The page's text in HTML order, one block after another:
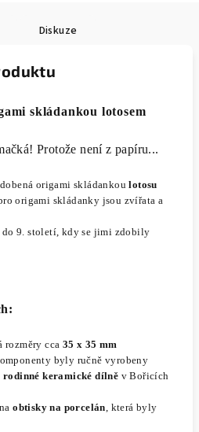
Diskuze
skládankou lotosem
Protože není z papíru...
origami skládankoulotosu
origami skládanky jsou zvířata a
do 9. století, kdy se jimi zdobily
rozměry cca 35 x 35 mm
byly ručně vyrobeny
rodinné keramické dílně v Bořicích
obtisky na porcelán, která byly